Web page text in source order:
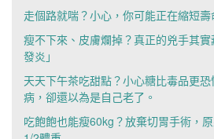
走個路就喘？小心，你可能正在縮短壽
瘦不下來、皮膚爛掉？真正的兇手其
發炎」
天天下午茶吃甜點？小心糖比毒品更
病，卻還以為是自己老了。
吃飽飽也能瘦60kg？放棄切胃手術，